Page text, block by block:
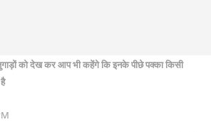
को देख कर आप भी कहेंगे कि इनके पीछे पक्का किसी